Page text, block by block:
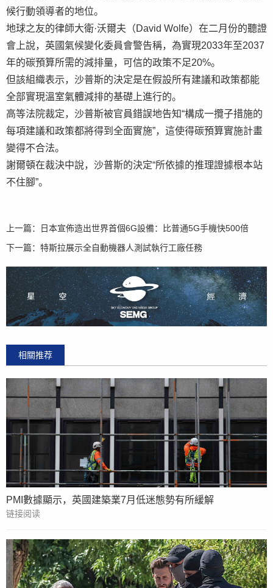
候行動領導者的地位。
地球之友的律師大衛·沃爾夫（David Wolfe）在二月份的聽證
會上說，英國氣候變化委員會警告稱，為實現2033年至2037
年的碳預算所需的減排量，可信的政策不足20%。
但該組織表示，沙普斯的決定是在假設所有建議和政策都能
全部實現溫室氣體減排的基礎上進行的。
高等法院裁定，沙普斯被官員錯誤地告知“構成一攬子措施的
每項建議和政策都將得到全面實施”，這使得碳預算實施計畫
變得不合法。
謝爾頓在裁決中說，沙普斯的決定“所依據的推理證據根本站
不住腳”。
上一篇：
日本宣佈造出世界首個6G設備：比普通5G手機快500倍
下一篇： 特斯拉展示全自動機器人測試執行工廠任務
相關推荐
PMI數據顯示，英國建築業7月低迷態勢有所緩解
链接阅读